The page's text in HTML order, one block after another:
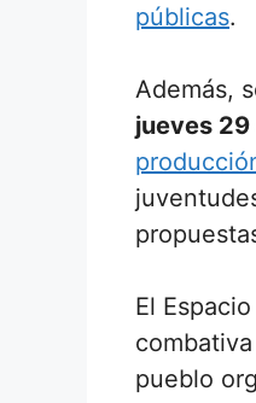
públicas.
Además,
jueves
El
pueblo